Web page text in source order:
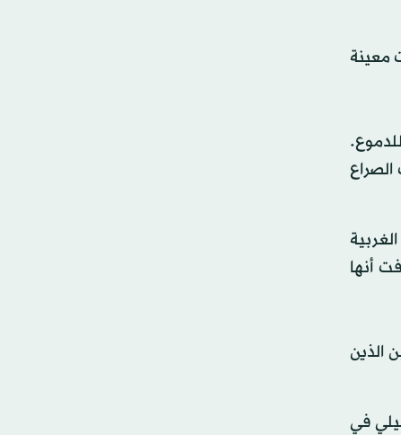
معينة
أنها
الذين
في